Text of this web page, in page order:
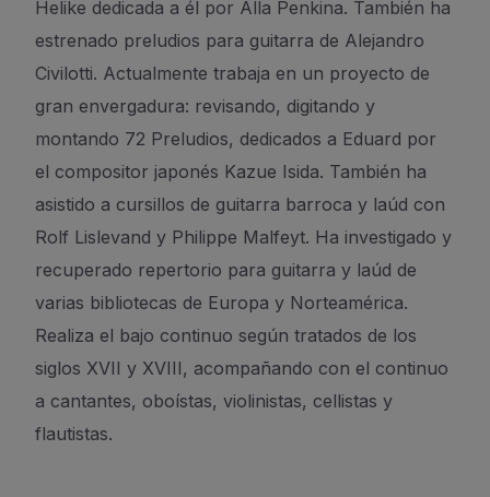
Helike dedicada a él por Alla Penkina. También ha
estrenado preludios para guitarra de Alejandro
Civilotti. Actualmente trabaja en un proyecto de
gran envergadura: revisando, digitando y
montando 72 Preludios, dedicados a Eduard por
el compositor japonés Kazue Isida. También ha
asistido a cursillos de guitarra barroca y laúd con
Rolf Lislevand y Philippe Malfeyt. Ha investigado y
recuperado repertorio para guitarra y laúd de
varias bibliotecas de Europa y Norteamérica.
Realiza el bajo continuo según tratados de los
siglos XVII y XVIII, acompañando con el continuo
a cantantes, oboístas, violinistas, cellistas y
flautistas.